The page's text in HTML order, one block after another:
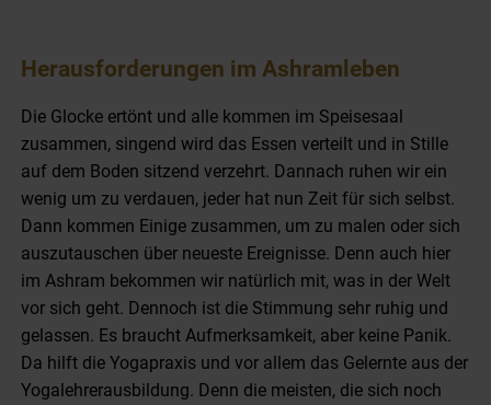
Herausforderungen im Ashramleben
Die Glocke ertönt und alle kommen im Speisesaal
zusammen, singend wird das Essen verteilt und in Stille
auf dem Boden sitzend verzehrt. Dannach ruhen wir ein
wenig um zu verdauen, jeder hat nun Zeit für sich selbst.
Dann kommen Einige zusammen, um zu malen oder sich
auszutauschen über neueste Ereignisse. Denn auch hier
im Ashram bekommen wir natürlich mit, was in der Welt
vor sich geht. Dennoch ist die Stimmung sehr ruhig und
gelassen. Es braucht Aufmerksamkeit, aber keine Panik.
Da hilft die Yogapraxis und vor allem das Gelernte aus der
Yogalehrerausbildung. Denn die meisten, die sich noch